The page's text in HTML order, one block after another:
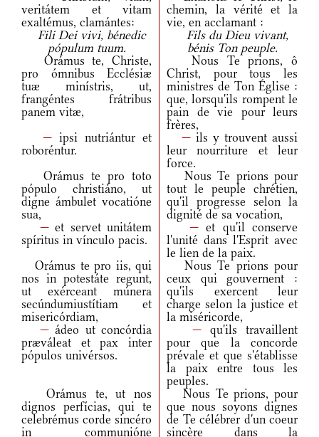
veritátem et vitam
exaltémus, clamántes:
chemin, la vérité et la
vie, en acclamant :
Fili Dei vivi, bénedic
pópulum tuum.
Fils du Dieu vivant,
bénis Ton peuple.
Orámus te, Christe,
pro ómnibus Ecclésiæ
tuæ minístris, ut,
frangéntes frátribus
panem vitæ,
Nous Te prions, ô
Christ, pour tous les
ministres de Ton Église :
que, lorsqu'ils rompent le
pain de vie pour leurs
frères,
— ipsi nutriántur et
roboréntur.
— ils y trouvent aussi
leur nourriture et leur
force.
Orámus te pro toto
pópulo christiáno, ut
digne ámbulet vocatióne
sua,
Nous Te prions pour
tout le peuple chrétien,
qu'il progresse selon la
dignité de sa vocation,
—et servet unitátem
spíritus in vínculo pacis.
—et qu'il conserve
l'unité dans l'Esprit avec
le lien de la paix.
Orámus te pro iis, qui
nos in potestáte regunt,
ut exérceant múnera
secúndumiustítiam et
misericórdiam,
Nous Te prions pour
ceux qui gouvernent :
qu'ils exercent leur
charge selon la justice et
la miséricorde,
—ádeo ut concórdia
præváleat et pax inter
pópulos univérsos.
— qu'ils travaillent
pour que la concorde
prévale et que s'établisse
la paix entre tous les
peuples.
Orámus te, ut nos
dignos perfícias, qui te
celebrémus corde sincéro
in communióne
Nous Te prions, pour
que nous soyons dignes
de Te célébrer d'un coeur
sincère dans la